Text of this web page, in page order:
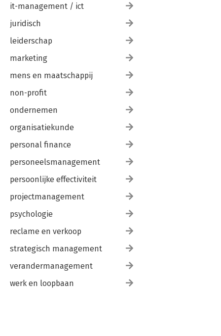
it-management / ict
juridisch
leiderschap
marketing
mens en maatschappij
non-profit
ondernemen
organisatiekunde
personal finance
personeelsmanagement
persoonlijke effectiviteit
projectmanagement
psychologie
reclame en verkoop
strategisch management
verandermanagement
werk en loopbaan